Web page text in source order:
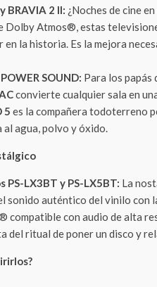
BRAVIA 2 II: ¿Noches de cine
Dolby Atmos®, estas
en la historia. Es la mejora
SOUND: Para los papás
convierte cualquier sala en
5 es la compañera todoterreno
al agua, polvo y óxido.
PS-LX3BT y PS-LX5BT: La
sonido auténtico del vinilo con
compatible con audio de alta
del ritual de poner un disco y